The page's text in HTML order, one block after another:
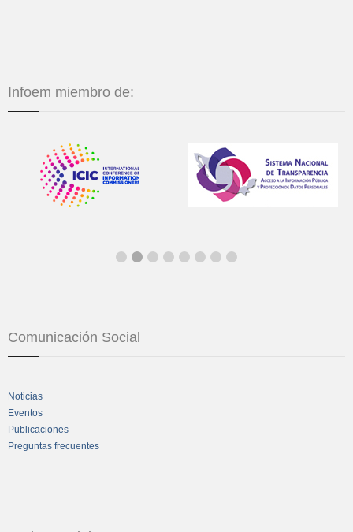
Infoem miembro de:
Comunicación Social
Noticias
Eventos
Publicaciones
Preguntas frecuentes